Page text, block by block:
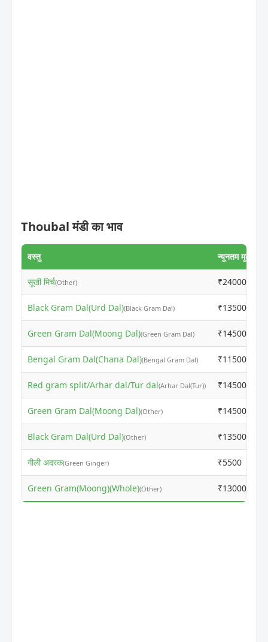
Thoubal मंडी का भाव
वस्तु न्यूनतम मूल्य
सूखी मिर्च(Other) ₹24000
Black Gram Dal(Urd Dal)(Black Gram Dal) ₹13500
Green Gram Dal(Moong Dal)(Green Gram Dal) ₹14500
Bengal Gram Dal(Chana Dal)(Bengal Gram Dal) ₹11500
Red gram split/Arhar dal/Tur dal(Arhar Dal(Tur)) ₹14500
Green Gram Dal(Moong Dal)(Other) ₹14500
Black Gram Dal(Urd Dal)(Other) ₹13500
गीली अदरक(Green Ginger) ₹5500
Green Gram(Moong)(Whole)(Other) ₹13000